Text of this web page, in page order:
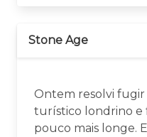
Stone Age
Ontem resolvi
turístico londrino e
pouco mais longe.